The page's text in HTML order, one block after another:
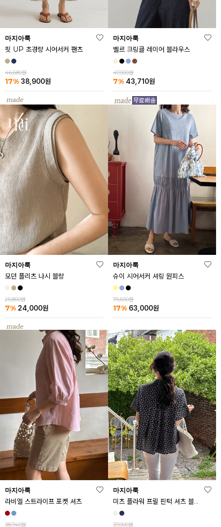
마지아룩
핏 UP 초경량 시어서커 팬츠
46,680원
17% 38,900원
마지아룩
벨르 크링클 레이어 블라우스
47,000원
7% 43,710원
마지아룩
모던 플리츠 나시 블랑
25,800원
7% 24,000원
마지아룩
슈이 시어서커 셔링 원피스
75,600원
17% 63,000원
마지아룩
라비엘 스트라이프 포켓 셔츠
38,740원
마지아룩
미츠 플라워 프릴 핀턱 셔츠 블라우스
37,000원